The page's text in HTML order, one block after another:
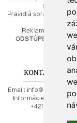
stránok
Pravidlá spracúvania
Reklamačný
ODSTÚPENIE OD
KONTAKT NA
Email:
Informácie:
+421917